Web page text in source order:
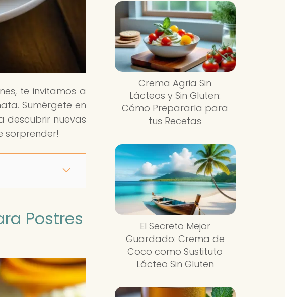
te invitamos a
Sumérgete en
descubrir nuevas
sorprender!
Postres
Crema Agria Sin
Lácteos y Sin Gluten:
Cómo Prepararla para
tus Recetas
El Secreto Mejor
Guardado: Crema de
Coco como Sustituto
Lácteo Sin Gluten